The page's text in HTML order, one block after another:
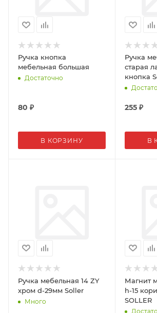
Ручка кнопка
мебельная большая
Достаточно
80 ₽
В КОРЗИНУ
Ручка
старая
кнопка
255₽
В
Ручка мебельная 14 ZY
хром d-29мм Soller
Много
Магнит
h-15
SOLLER